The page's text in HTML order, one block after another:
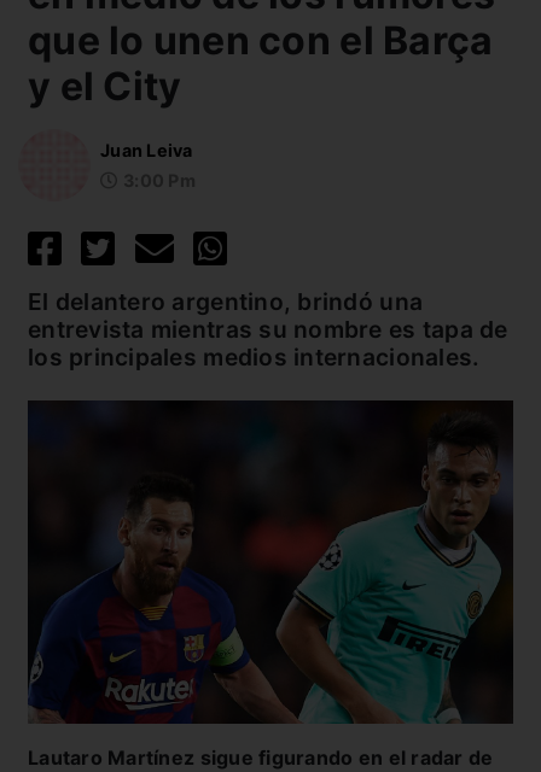
que lo unen con el Barça
y el City
Juan Leiva
El delantero argentino, brindó una
entrevista mientras su nombre es tapa de
los principales medios internacionales.
Lautaro Martínez sigue figurando en el radar de